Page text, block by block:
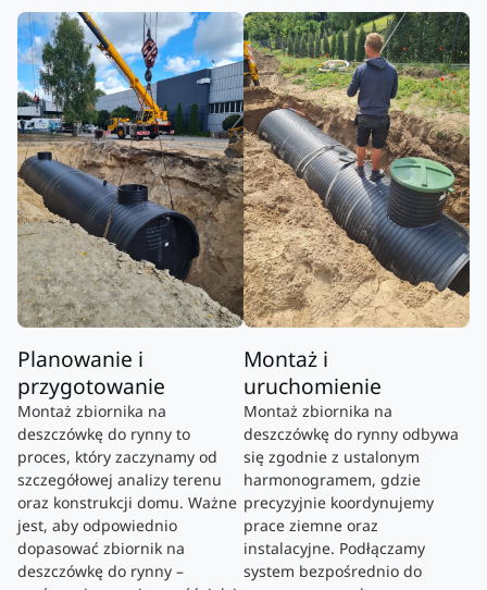
Planowanie i
przygotowanie
Montaż zbiornika na
deszczówkę do rynny to
proces, który zaczynamy od
szczegółowej analizy terenu
oraz konstrukcji domu. Ważne
jest, aby odpowiednio
dopasować zbiornik na
deszczówkę do rynny –
Montaż i
uruchomienie
Montaż zbiornika na
deszczówkę do rynny odbywa
się zgodnie z ustalonym
harmonogramem, gdzie
precyzyjnie koordynujemy
prace ziemne oraz
instalacyjne. Podłączamy
system bezpośrednio do